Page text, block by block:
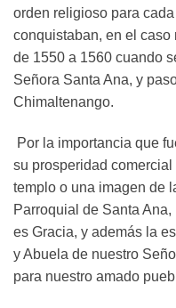
orden religioso para
conquistaban, en el caso
de 1550 a 1560 cuando
Señora Santa Ana, y
Chimaltenango.
Por la importancia que
su prosperidad
templo o una imagen de
Parroquial de Santa
es Gracia, y además la
y Abuela de nuestro
para nuestro amado